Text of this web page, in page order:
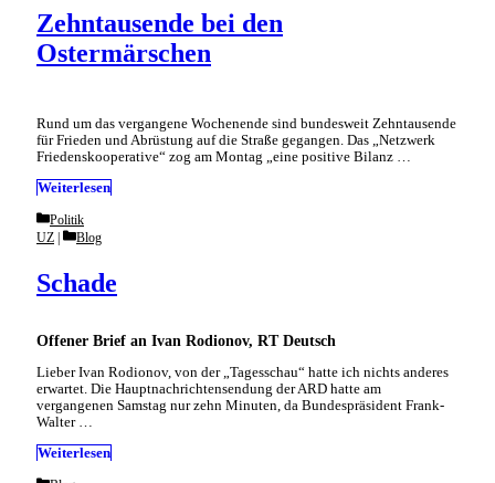
Zehntausende bei den
Ostermärschen
Rund um das vergangene Wochenende sind bundesweit Zehntausende
für Frieden und Abrüstung auf die Straße gegangen. Das „Netzwerk
Friedenskooperative“ zog am Montag „eine positive Bilanz …
Weiterlesen
Categories
Politik
Offener Brief an Ivan Rodionov, RT Deutsch
Schade
UZ Categories
Blog
Lieber Ivan Rodionov, von der „Tagesschau“ hatte ich nichts anderes
erwartet. Die Hauptnachrichtensendung der ARD hatte am
vergangenen Samstag nur zehn Minuten, da Bundespräsident Frank-
Walter …
Weiterlesen